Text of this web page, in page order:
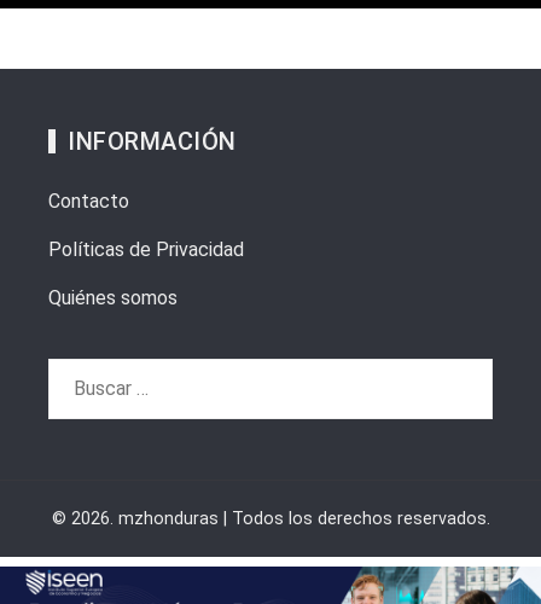
INFORMACIÓN
Contacto
Políticas de Privacidad
Quiénes somos
© 2026. mzhonduras | Todos los derechos reservados.